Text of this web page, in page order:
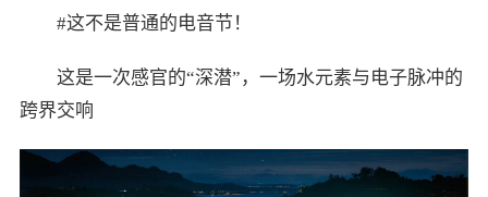
#这不是普通的电音节！
这是一次感官的“深潜”，一场水元素与电子脉冲的
跨界交响